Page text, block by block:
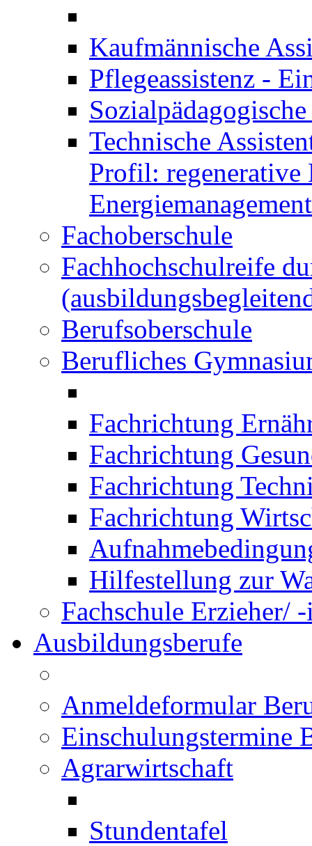
Kaufmännische
Pflegeassistenz -
Technische
Profil: regenerative
Energiemanagement
Fachoberschule
Fachhochschulreife
Berufsoberschule
Berufliches
Fachrichtung
Fachrichtung
Fachrichtung
Fachrichtung
Hilfestellung zur
Fachschule Erzieher/
Ausbildungsberufe
Anmeldeformular
Einschulungstermine
Agrarwirtschaft
Stundentafel